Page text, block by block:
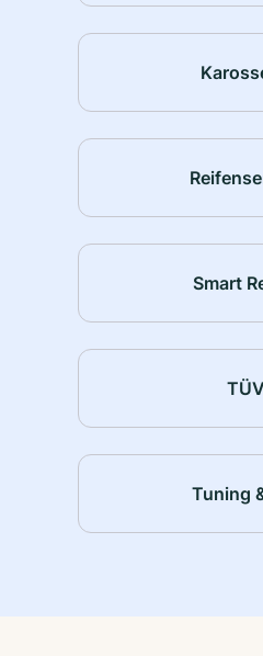
Smart
TÜV
Tuning